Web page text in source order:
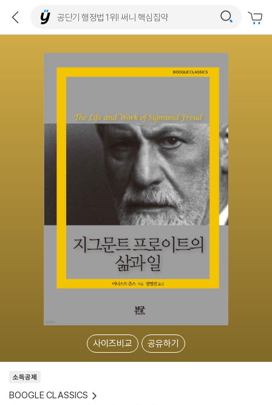
사이즈비교 공유하기
소득공제
BOOGLE CLASSICS